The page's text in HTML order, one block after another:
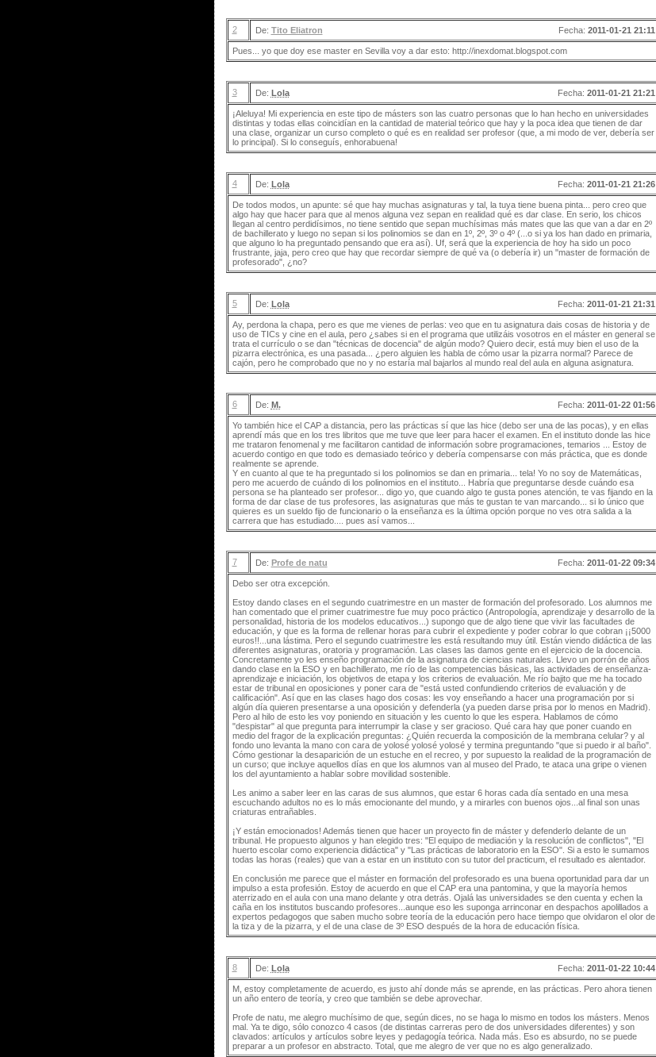
2 De: Tito Eliatron Fecha: 2011-01-21 21:11
Pues... yo que doy ese master en Sevilla voy a dar esto: http://inexdomat.blogspot.com
3 De: Lola Fecha: 2011-01-21 21:21
¡Aleluya! Mi experiencia en este tipo de másters son las cuatro personas que lo han hecho en universidades
distintas y todas ellas coincidían en la cantidad de material teórico que hay y la poca idea que tienen de dar
una clase, organizar un curso completo o qué es en realidad ser profesor (que, a mi modo de ver, debería ser
lo principal). Si lo conseguís, enhorabuena!
4 De: Lola Fecha: 2011-01-21 21:26
De todos modos, un apunte: sé que hay muchas asignaturas y tal, la tuya tiene buena pinta... pero creo que
algo hay que hacer para que al menos alguna vez sepan en realidad qué es dar clase. En serio, los chicos
llegan al centro perdidísimos, no tiene sentido que sepan muchísimas más mates que las que van a dar en 2º
de bachillerato y luego no sepan si los polinomios se dan en 1º, 2º, 3º o 4º (...o si ya los han dado en primaria,
que alguno lo ha preguntado pensando que era así). Uf, será que la experiencia de hoy ha sido un poco
frustrante, jaja, pero creo que hay que recordar siempre de qué va (o debería ir) un "master de formación de
profesorado", ¿no?
5 De: Lola Fecha: 2011-01-21 21:31
Ay, perdona la chapa, pero es que me vienes de perlas: veo que en tu asignatura dais cosas de historia y de
uso de TICs y cine en el aula, pero ¿sabes si en el programa que utilizáis vosotros en el máster en general se
trata el currículo o se dan "técnicas de docencia" de algún modo? Quiero decir, está muy bien el uso de la
pizarra electrónica, es una pasada... ¿pero alguien les habla de cómo usar la pizarra normal? Parece de
cajón, pero he comprobado que no y no estaría mal bajarlos al mundo real del aula en alguna asignatura.
6 De: M. Fecha: 2011-01-22 01:56
Yo también hice el CAP a distancia, pero las prácticas sí que las hice (debo ser una de las pocas), y en ellas
aprendí más que en los tres libritos que me tuve que leer para hacer el examen. En el instituto donde las hice
me trataron fenomenal y me facilitaron cantidad de información sobre programaciones, temarios ... Estoy de
acuerdo contigo en que todo es demasiado teórico y debería compensarse con más práctica, que es donde
realmente se aprende.
Y en cuanto al que te ha preguntado si los polinomios se dan en primaria... tela! Yo no soy de Matemáticas,
pero me acuerdo de cuándo di los polinomios en el instituto... Habría que preguntarse desde cuándo esa
persona se ha planteado ser profesor... digo yo, que cuando algo te gusta pones atención, te vas fijando en la
forma de dar clase de tus profesores, las asignaturas que más te gustan te van marcando... si lo único que
quieres es un sueldo fijo de funcionario o la enseñanza es la última opción porque no ves otra salida a la
carrera que has estudiado.... pues así vamos...
7 De: Profe de natu Fecha: 2011-01-22 09:34
Debo ser otra excepción.
Estoy dando clases en el segundo cuatrimestre en un master de formación del profesorado. Los alumnos me
han comentado que el primer cuatrimestre fue muy poco práctico (Antropología, aprendizaje y desarrollo de la
personalidad, historia de los modelos educativos...) supongo que de algo tiene que vivir las facultades de
educación, y que es la forma de rellenar horas para cubrir el expediente y poder cobrar lo que cobran ¡¡5000
euros!!...una lástima. Pero el segundo cuatrimestre les está resultando muy útil. Están viendo didáctica de las
diferentes asignaturas, oratoria y programación. Las clases las damos gente en el ejercicio de la docencia.
Concretamente yo les enseño programación de la asignatura de ciencias naturales. Llevo un porrón de años
dando clase en la ESO y en bachillerato, me río de las competencias básicas, las actividades de enseñanza-
aprendizaje e iniciación, los objetivos de etapa y los criterios de evaluación. Me río bajito que me ha tocado
estar de tribunal en oposiciones y poner cara de "está usted confundiendo criterios de evaluación y de
calificación". Así que en las clases hago dos cosas: les voy enseñando a hacer una programación por si
algún día quieren presentarse a una oposición y defenderla (ya pueden darse prisa por lo menos en Madrid).
Pero al hilo de esto les voy poniendo en situación y les cuento lo que les espera. Hablamos de cómo
"despistar" al que pregunta para interrumpir la clase y ser gracioso. Qué cara hay que poner cuando en
medio del fragor de la explicación preguntas: ¿Quién recuerda la composición de la membrana celular? y al
fondo uno levanta la mano con cara de yolosé yolosé yolosé y termina preguntando "que si puedo ir al baño".
Cómo gestionar la desaparición de un estuche en el recreo, y por supuesto la realidad de la programación de
un curso; que incluye aquellos días en que los alumnos van al museo del Prado, te ataca una gripe o vienen
los del ayuntamiento a hablar sobre movilidad sostenible.
Les animo a saber leer en las caras de sus alumnos, que estar 6 horas cada día sentado en una mesa
escuchando adultos no es lo más emocionante del mundo, y a mirarles con buenos ojos...al final son unas
criaturas entrañables.
¡Y están emocionados! Además tienen que hacer un proyecto fin de máster y defenderlo delante de un
tribunal. He propuesto algunos y han elegido tres: "El equipo de mediación y la resolución de conflictos", "El
huerto escolar como experiencia didáctica" y "Las prácticas de laboratorio en la ESO". Si a esto le sumamos
todas las horas (reales) que van a estar en un instituto con su tutor del practicum, el resultado es alentador.
En conclusión me parece que el máster en formación del profesorado es una buena oportunidad para dar un
impulso a esta profesión. Estoy de acuerdo en que el CAP era una pantomina, y que la mayoría hemos
aterrizado en el aula con una mano delante y otra detrás. Ojalá las universidades se den cuenta y echen la
caña en los institutos buscando profesores...aunque eso les suponga arrinconar en despachos apolillados a
expertos pedagogos que saben mucho sobre teoría de la educación pero hace tiempo que olvidaron el olor de
la tiza y de la pizarra, y el de una clase de 3º ESO después de la hora de educación física.
8 De: Lola Fecha: 2011-01-22 10:44
M, estoy completamente de acuerdo, es justo ahí donde más se aprende, en las prácticas. Pero ahora tienen
un año entero de teoría, y creo que también se debe aprovechar.
Profe de natu, me alegro muchísimo de que, según dices, no se haga lo mismo en todos los másters. Menos
mal. Ya te digo, sólo conozco 4 casos (de distintas carreras pero de dos universidades diferentes) y son
clavados: artículos y artículos sobre leyes y pedagogía teórica. Nada más. Eso es absurdo, no se puede
preparar a un profesor en abstracto. Total, que me alegro de ver que no es algo generalizado.